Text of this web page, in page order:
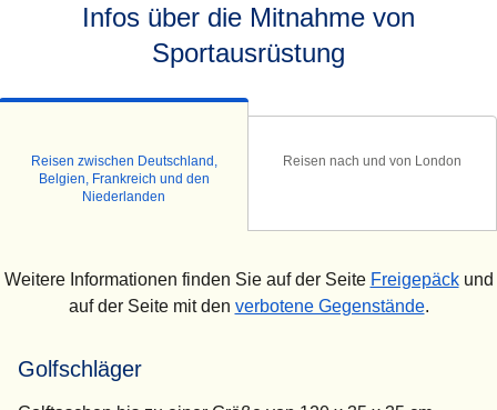
Infos über die Mitnahme von
Sportausrüstung
Reisen zwischen Deutschland,
Belgien, Frankreich und den
Niederlanden
Reisen nach und von London
Weitere Informationen finden Sie auf der Seite Freigepäckund
auf der Seite mit den verbotene Gegenstände.
Golfschläger